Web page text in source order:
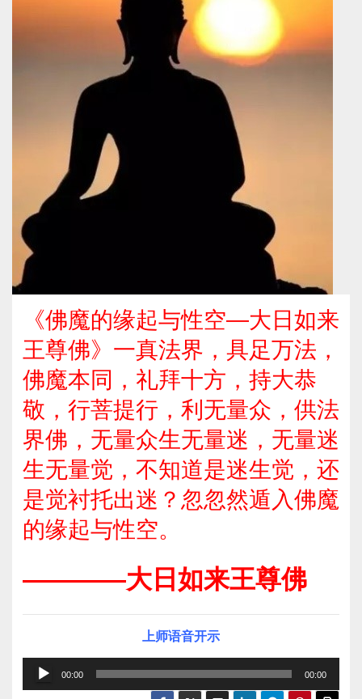
《佛魔的缘起与性空—大日如来
王尊佛》一真法界，具足万法，
佛魔本同，礼拜十方，持大恭
敬，行菩提行，利无量众，供法
界佛，无量众生无量迷，无量迷
生无量觉，不知道是迷生觉，还
是觉衬托出迷？忽忽然遁入佛魔
的缘起与性空。
————大日如来王尊佛
上师语音开示
频
00:00 00:00